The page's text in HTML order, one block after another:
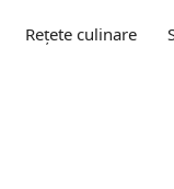
Rețete culinare